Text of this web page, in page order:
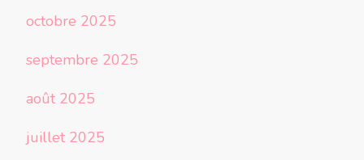
octobre 2025
septembre 2025
août 2025
juillet 2025